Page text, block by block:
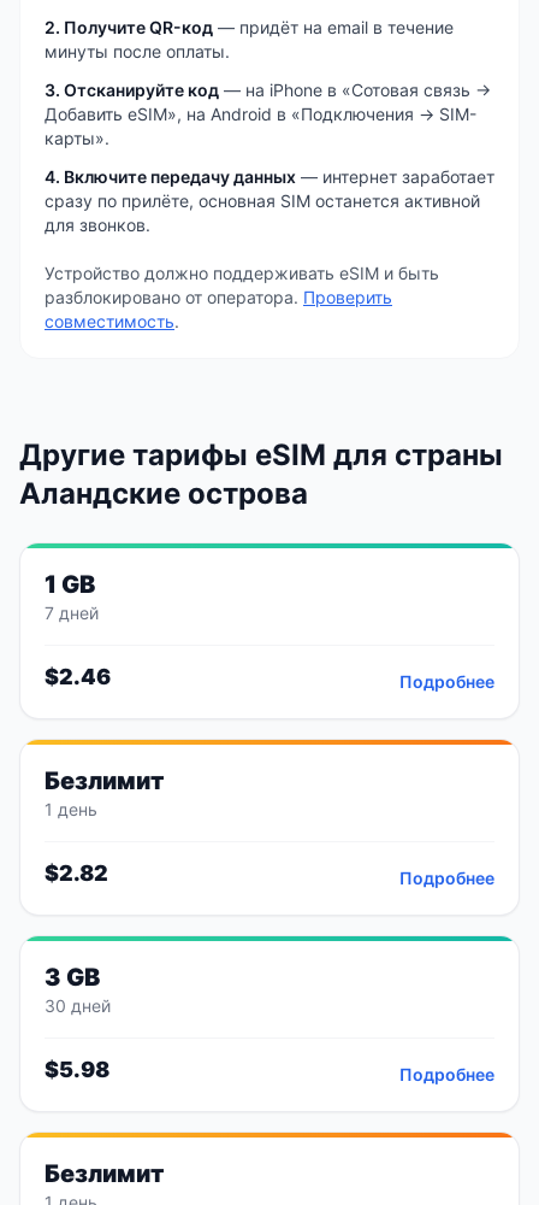
2. Получите QR-код — придёт на email в течение
минуты после оплаты.
3. Отсканируйте код — на iPhone в «Сотовая связь →
Добавить eSIM», на Android в «Подключения → SIM-
карты».
4. Включите передачу данных — интернет заработает
сразу по прилёте, основная SIM останется активной
для звонков.
Устройство должно поддерживать eSIM и быть
разблокировано от оператора. Проверить
совместимость.
Другие тарифы eSIM для страны
Аландские острова
1 GB
7 дней
$2.46 Подробнее
Безлимит
1 день
$2.82 Подробнее
3 GB
30 дней
$5.98 Подробнее
Безлимит